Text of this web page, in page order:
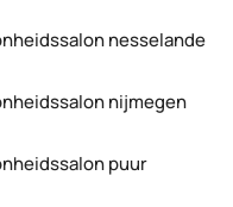
nesselande
nijmegen
puur